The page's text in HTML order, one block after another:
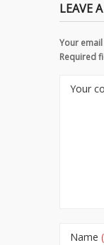
LEAVE
Your
Required
Your
Name